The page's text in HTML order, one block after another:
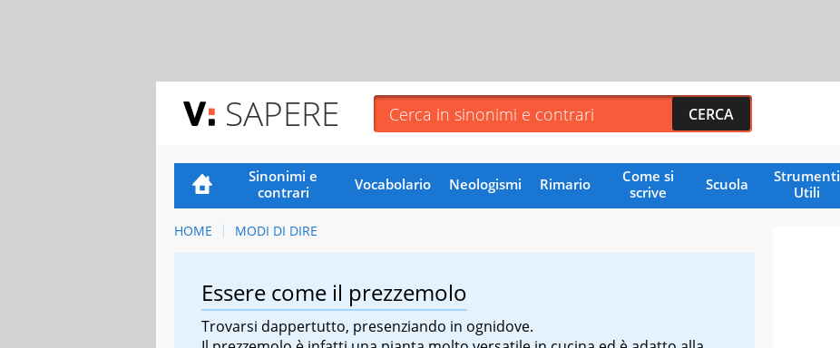
SAPERE
Sinonimi e
contrari
Vocabolario Neologismi Rimario
Come si
scrive
Scuola
Strumenti
Utili
HOME MODI DI DIRE
Essere come il prezzemolo
Trovarsi dappertutto, presenziando in ognidove.